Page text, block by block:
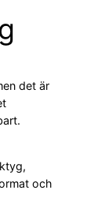
det är
och